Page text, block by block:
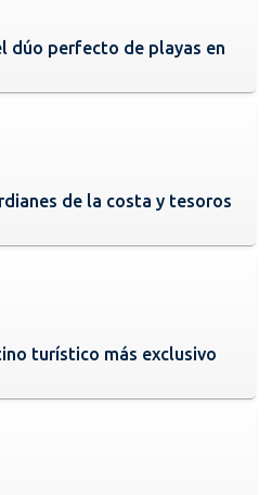
dúo perfecto de playas en
de la costa y tesoros
turístico más exclusivo